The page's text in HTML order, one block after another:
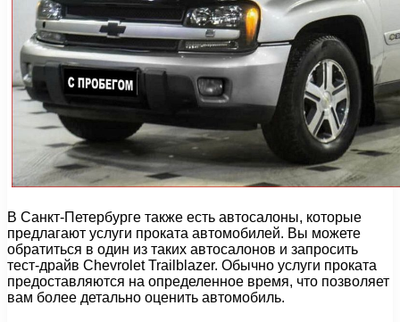
В Санкт-Петербурге также есть автосалоны, которые
предлагают услуги проката автомобилей. Вы можете
обратиться в один из таких автосалонов и запросить
тест-драйв Chevrolet Trailblazer. Обычно услуги проката
предоставляются на определенное время, что позволяет
вам более детально оценить автомобиль.